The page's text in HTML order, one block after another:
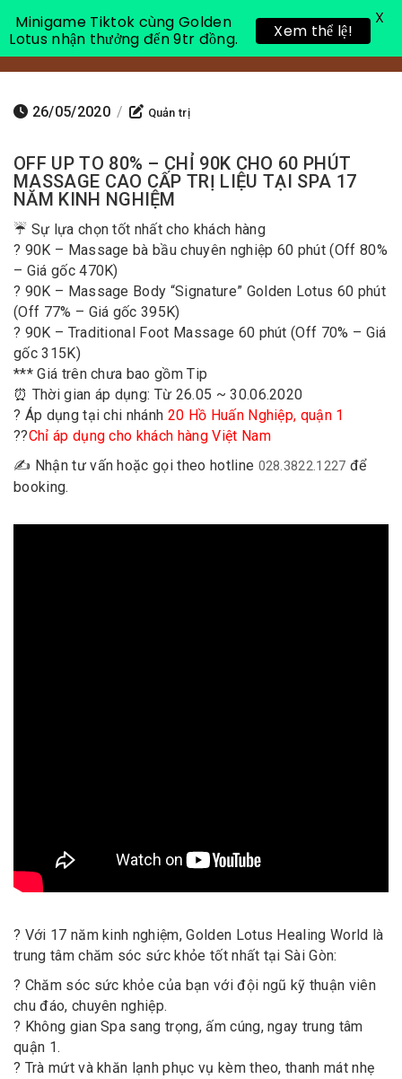
Toggle
26/05/2020 / Quản trị
OFF UP TO 80% – CHỈ 90K CHO 60 PHÚT
MASSAGE CAO CẤP TRỊ LIỆU TẠI SPA 17
NĂM KINH NGHIỆM
☔ Sự lựa chọn tốt nhất cho khách hàng
? 90K – Massage bà bầu chuyên nghiệp 60 phút (Off 80%
– Giá gốc 470K)
? 90K – Massage Body “Signature” Golden Lotus 60 phút
(Off 77% – Giá gốc 395K)
? 90K – Traditional Foot Massage 60 phút (Off 70% – Giá
gốc 315K)
*** Giá trên chưa bao gồm Tip
⏰ Thời gian áp dụng: Từ 26.05 ~ 30.06.2020
? Áp dụng tại chi nhánh 20 Hồ Huấn Nghiệp, quận 1
??Chỉ áp dụng cho khách hàng Việt Nam
✍️ Nhận tư vấn hoặc gọi theo hotline 028.3822.1227 để
booking.
? Với 17 năm kinh nghiệm, Golden Lotus Healing World là
trung tâm chăm sóc sức khỏe tốt nhất tại Sài Gòn:
? Chăm sóc sức khỏe của bạn với đội ngũ kỹ thuận viên
chu đáo, chuyên nghiệp.
? Không gian Spa sang trọng, ấm cúng, ngay trung tâm
quận 1.
? Trà mứt và khăn lạnh phục vụ kèm theo, thanh mát nhẹ
Minigame Tiktok cùng Golden
Lotus nhận thưởng đến 9tr đồng.
Xem thể lệ!
X